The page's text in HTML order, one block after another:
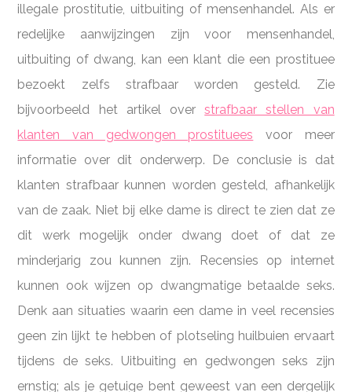
illegale prostitutie, uitbuiting of mensenhandel. Als er
redelijke aanwijzingen zijn voor mensenhandel,
uitbuiting of dwang, kan een klant die een prostituee
bezoekt zelfs strafbaar worden gesteld. Zie
bijvoorbeeld het artikel overstrafbaar stellen van
klanten van gedwongen prostituees voor meer
informatie over dit onderwerp. De conclusie is dat
klanten strafbaar kunnen worden gesteld, afhankelijk
van de zaak. Niet bij elke dame is direct te zien dat ze
dit werk mogelijk onder dwang doet of dat ze
minderjarig zou kunnen zijn. Recensies op internet
kunnen ook wijzen op dwangmatige betaalde seks.
Denk aan situaties waarin een dame in veel recensies
geen zin lijkt te hebben of plotseling huilbuien ervaart
tijdens de seks. Uitbuiting en gedwongen seks zijn
ernstig; als je getuige bent geweest van een dergelijk